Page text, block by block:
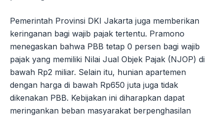
Pemerintah Provinsi DKI Jakarta juga memberikan
keringanan bagi wajib pajak tertentu. Pramono
menegaskan bahwa PBB tetap 0 persen bagi wajib
pajak yang memiliki Nilai Jual Objek Pajak (NJOP) di
bawah Rp2 miliar. Selain itu, hunian apartemen
dengan harga di bawah Rp650 juta juga tidak
dikenakan PBB. Kebijakan ini diharapkan dapat
meringankan beban masyarakat berpenghasilan